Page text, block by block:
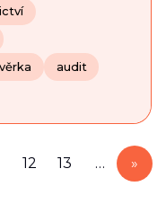
audit
12 13 … »